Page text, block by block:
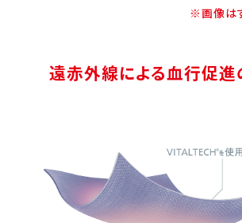
※画像は
遠赤外線による血行促